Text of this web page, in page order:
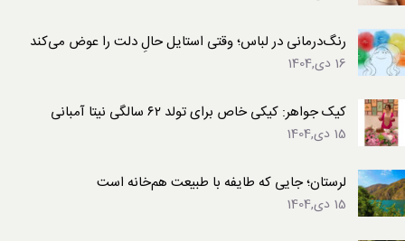
رنگ‌درمانی در لباس؛ وقتی استایل حالِ دلت را عوض می‌کند
16 دی,1404
کیک جواهر: کیکی خاص برای تولد ۶۲ سالگی نیتا آمبانی
15 دی,1404
لرستان؛ جایی که طایفه با طبیعت هم‌خانه است
15 دی,1404